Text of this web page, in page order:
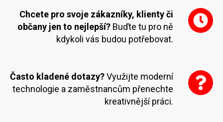
Chcete pro svoje zákazníky, klienty či
občany jen to nejlepší? Buďte tu pro ně
kdykoli vás budou potřebovat.
Často kladené dotazy?Využijte moderní
technologie a zaměstnancům přenechte
kreativnější práci.